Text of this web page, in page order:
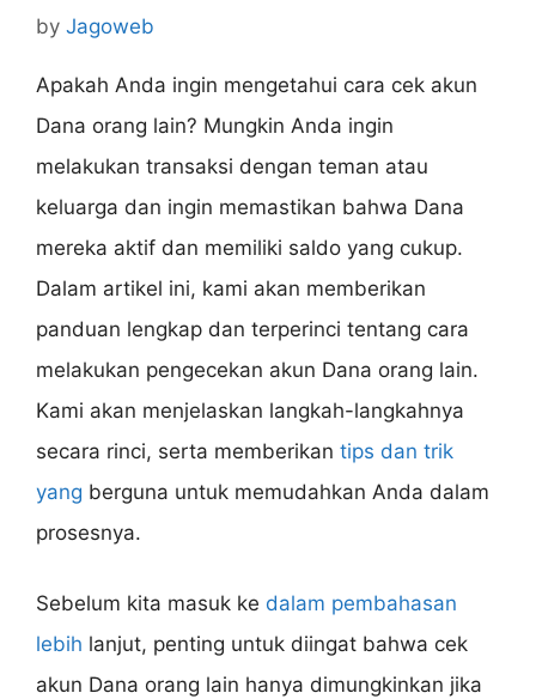
by Jagoweb
Apakah Anda ingin mengetahui cara cek akun
Dana orang lain? Mungkin Anda ingin
melakukan transaksi dengan teman atau
keluarga dan ingin memastikan bahwa Dana
mereka aktif dan memiliki saldo yang cukup.
Dalam artikel ini, kami akan memberikan
panduan lengkap dan terperinci tentang cara
melakukan pengecekan akun Dana orang lain.
Kami akan menjelaskan langkah-langkahnya
secara rinci, serta memberikan tips dan trik
yang berguna untuk memudahkan Anda dalam
prosesnya.
Sebelum kita masuk ke dalam pembahasan
lebih lanjut, penting untuk diingat bahwa cek
akun Dana orang lain hanya dimungkinkan jika